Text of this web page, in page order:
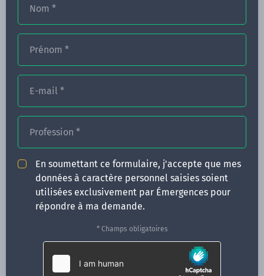
Nom *
Prénom *
E-mail *
Profession *
En soumettant ce formulaire, j'accepte que mes
données à caractère personnel saisies soient
utilisées exclusivement par Émergences pour
répondre à ma demande.
* Champs obligatoires
CONGRÈS
ACTUALITÉS
INFOS PRATIQUES
Qui sommes-nous ?
CONTACT
35000 Rennes
02 99 05 25 47